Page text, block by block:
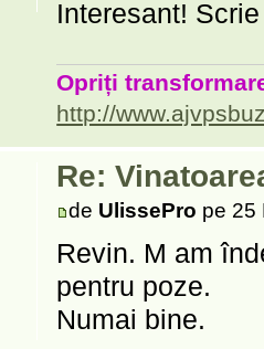
Interesant!
Opriți
http://
Re:
de UlissePro pe 25
Revin. M am
pentru poze.
Numai bine.